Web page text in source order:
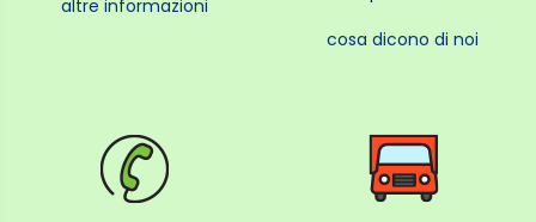
altre informazioni
cosa dicono di noi